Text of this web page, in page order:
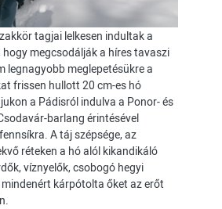
tagjai lelkesen indultak a
hogy megcsodálják a híres tavaszi
legnagyobb meglepetésükre a
frissen hullott 20 cm-es hó
a Pádisról indulva a Ponor- és
barlang érintésével
A táj szépsége, az
réteken a hó alól kikandikáló
víznyelők, csobogó hegyi
kárpótolta őket az erőt